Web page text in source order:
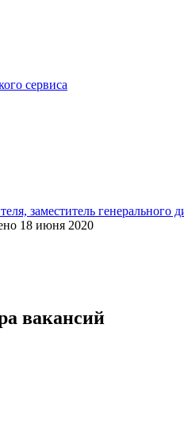
сервиса
заместитель генерального
18 июня 2020
вакансий